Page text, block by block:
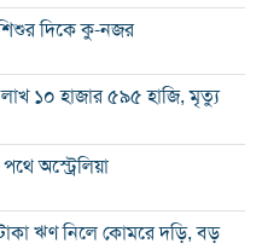
দিকে কু-নজর
১০ হাজার ৫৯৫ হাজি, মৃত্যু
অস্ট্রেলিয়া
ঋণ নিলে কোমরে দড়ি, বড়